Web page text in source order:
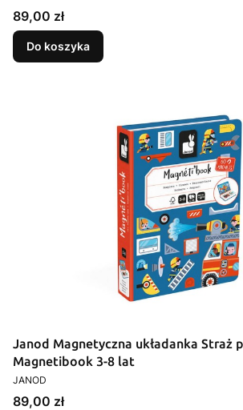
Cena
89,00 zł
Do koszyka
Janod Magnetyczna układanka Straż
Magnetibook 3-8 lat
PRODUCENT
JANOD
Cena
89,00 zł